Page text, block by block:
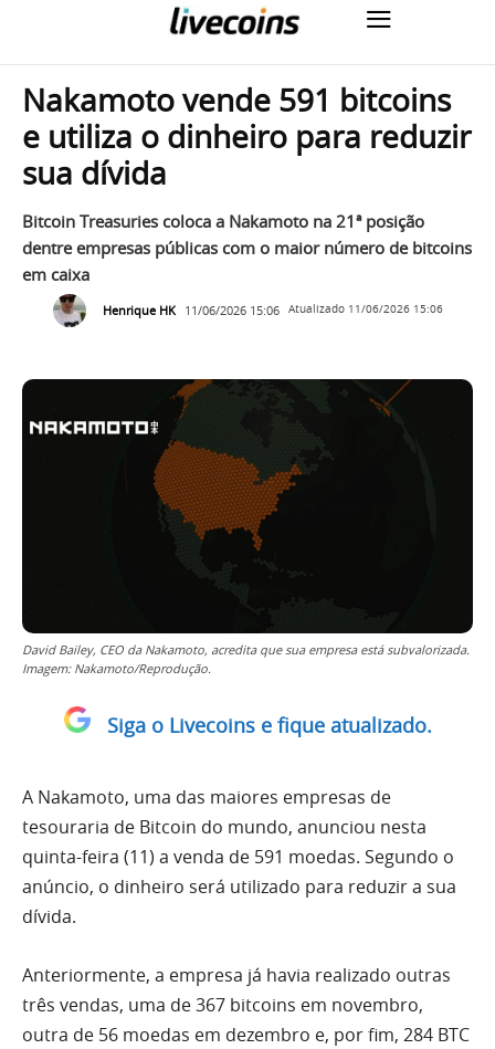
Nakamoto vende 591 bitcoins
e utiliza o dinheiro para reduzir
sua dívida
Bitcoin Treasuries coloca a Nakamoto na 21ª posição
dentre empresas públicas com o maior número de bitcoins
em caixa
Henrique HK 11/06/2026 15:06 Atualizado 11/06/2026 15:06
David Bailey, CEO da Nakamoto, acredita que sua empresa está subvalorizada.
Imagem: Nakamoto/Reprodução.
Siga o Livecoins e fique atualizado.
A Nakamoto, uma das maiores empresas de
tesouraria de Bitcoin do mundo, anunciou nesta
quinta-feira (11) a venda de 591 moedas. Segundo o
anúncio, o dinheiro será utilizado para reduzir a sua
dívida.
Anteriormente, a empresa já havia realizado outras
três vendas, uma de 367 bitcoins em novembro,
outra de 56 moedas em dezembro e, por fim, 284 BTC